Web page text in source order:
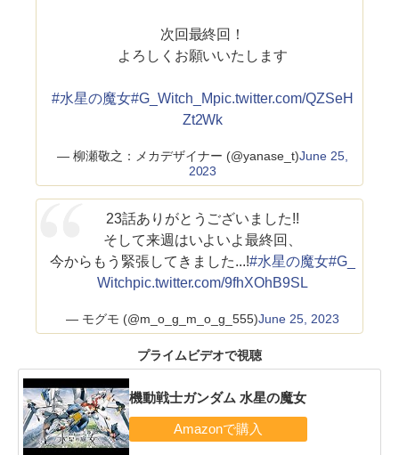
次回最終回！
よろしくお願いいたします
#水星の魔女#G_Witch_Mpic.twitter.com/QZSeH
Zt2Wk
— 柳瀬敬之：メカデザイナー (@yanase_t)June 25,
2023
23話ありがとうございました!!
そして来週はいよいよ最終回、
今からもう緊張してきました...!#水星の魔女#G_
Witchpic.twitter.com/9fhXOhB9SL
— モグモ (@m_o_g_m_o_g_555)June 25, 2023
プライムビデオで視聴
機動戦士ガンダム 水星の魔女